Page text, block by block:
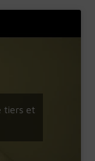
tiers et